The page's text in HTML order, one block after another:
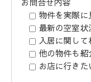
物件を実際に
最新の空室
入居に関し
他の物件も
お店に行きた